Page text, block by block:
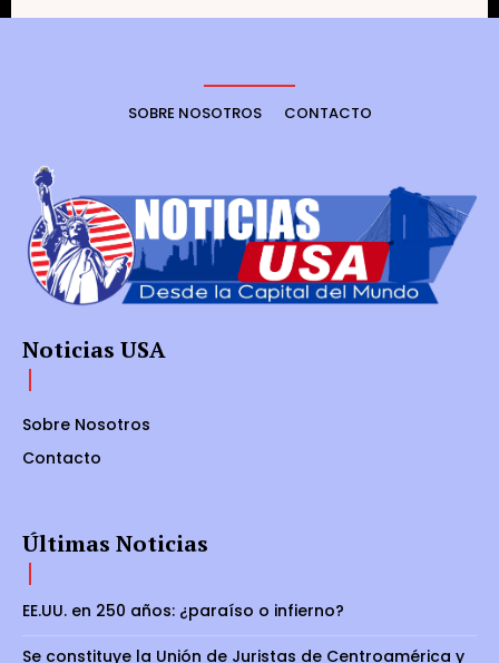
SOBRE NOSOTROS CONTACTO
Noticias USA
Sobre Nosotros
Contacto
Últimas Noticias
EE.UU. en 250 años: ¿paraíso o infierno?
Se constituye la Unión de Juristas de Centroamérica y